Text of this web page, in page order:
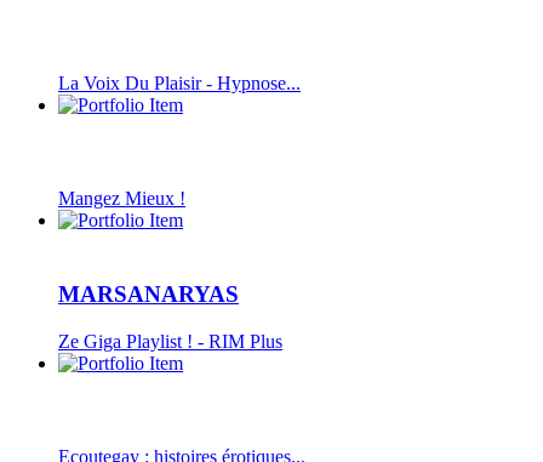
La Voix Du Plaisir - Hypnose...
Mangez Mieux !
MARSANARYAS
Ze Giga Playlist ! - RIM Plus
Ecoutegay : histoires érotiques...